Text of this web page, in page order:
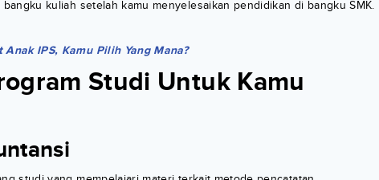
kuliah setelah kamu menyelesaikan pendidikan di bangku SMK.
IPS, Kamu Pilih Yang Mana?
Studi Untuk Kamu